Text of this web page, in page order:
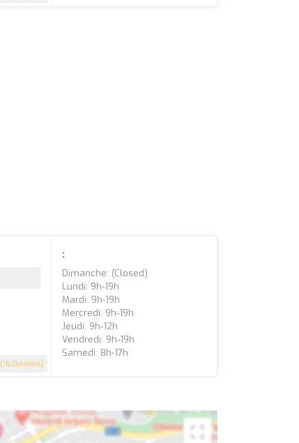
(16 Opinions)
:
Dimanche: (closed)
Lundi: 9h-19h
Mardi: 9h-19h
Mercredi: 9h-19h
Jeudi: 9h-12h
Vendredi: 9h-19h
Samedi: 8h-17h